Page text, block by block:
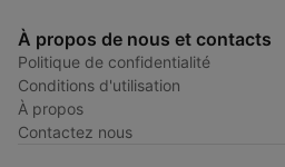
À propos de nous et contacts
Politique de confidentialité
Conditions d'utilisation
À propos
Contactez nous